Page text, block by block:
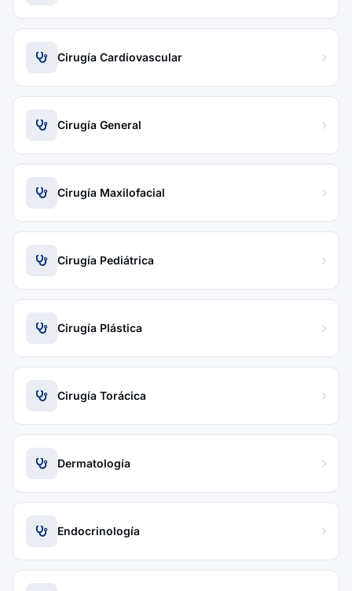
Cirugía Cardiovascular
Cirugía General
Cirugía Maxilofacial
Cirugía Pediátrica
Cirugía Plástica
Cirugía Torácica
Dermatología
Endocrinología